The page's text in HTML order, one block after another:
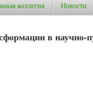
коллегия Новости
в научно-